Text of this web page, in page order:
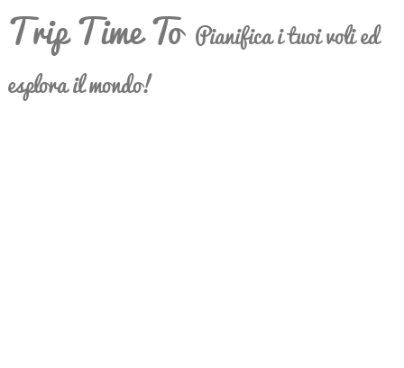
Trip Time To Pianifica i tuoi voli ed
esplora il mondo!